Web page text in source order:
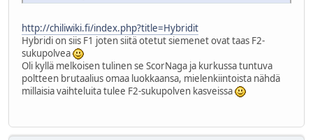
http://chiliwiki.fi/index.php?title=Hybridit
Hybridi on siis F1 joten siitä otetut siemenet ovat taas F2-
sukupolvea
Oli kyllä melkoisen tulinen se ScorNaga ja kurkussa tuntuva
poltteen brutaalius omaa luokkaansa, mielenkiintoista nähdä
millaisia vaihteluita tulee F2-sukupolven kasveissa